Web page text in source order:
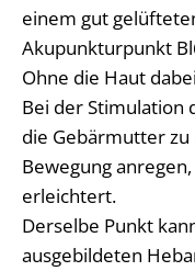
einem gut
Akupunkturpunkt
Ohne die Haut
Bei der Stimulation
die Gebärmutter zu
Bewegung
erleichtert.
Derselbe Punkt
ausgebildeten